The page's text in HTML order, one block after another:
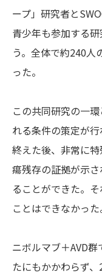
ープ」研究者と
青少年も参加する
う。全体で約240人
った。
この共同研究の一
れる条件の策定が
終えた後、非常に
瘍残存の証拠が示
ることができた。
ことはできなかった
ニボルマブ＋AVD
たにもかかわらず